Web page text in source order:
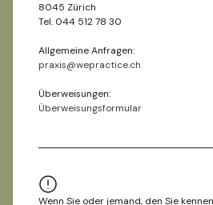
8045 Zürich
Tel. 044 512 78 30
Allgemeine Anfragen:
praxis@wepractice.ch
Überweisungen:
Überweisungsformular
Wenn Sie oder jemand, den Sie